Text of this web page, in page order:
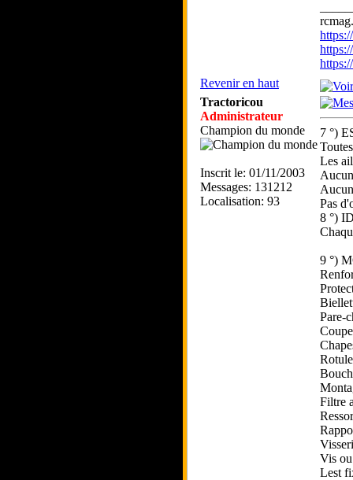
Revenir en haut
Tractoricou
Administrateur
Champion du monde
Inscrit le: 01/11/2003
Messages: 131212
Localisation: 93
7 °)
Les
Pas
8 °)
9 °)
Pare-
Filtre
Vis
Lest